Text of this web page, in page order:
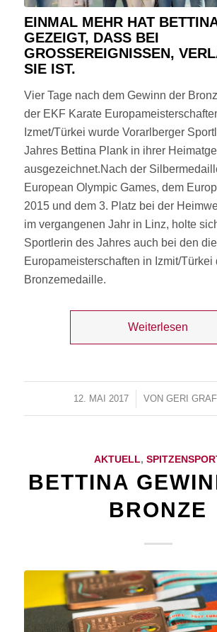
EINMAL MEHR HAT
GEZEIGT, DASS BEI
GROSSEREIGNISSEN,
IE IST.
Vier Tage nach dem Gewinn der
der EKF Karate
Izmet/Türkei wurde Vorarlberger
Jahres Bettina Plank in ihrer
ausgezeichnet.Nach der
European Olympic Games, dem
2015 und dem 3. Platz bei der
im vergangenen Jahr in Linz, holte
Sportlerin des Jahres auch bei den
Europameisterschaften in Izmit/Türkei
Bronzemedaille.
Weiterlesen
12. MAI 2017
/ VON GERI
AKTUELL,
BETTINA
BRONZE